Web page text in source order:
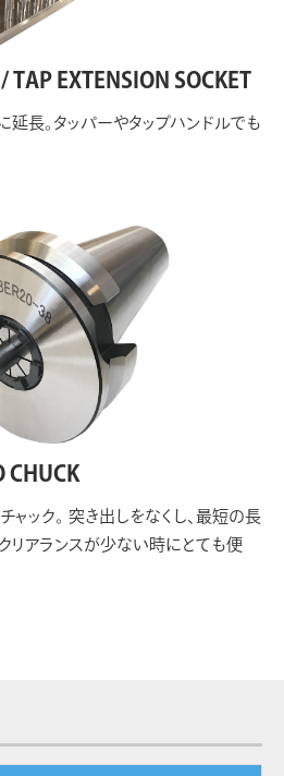
TAP EXTENSION SOCKET
延長。タッパーやタップハンドルでも
CHUCK
ャック。 突き出しをなくし、最短の長
リアランスが少ない時にとても便